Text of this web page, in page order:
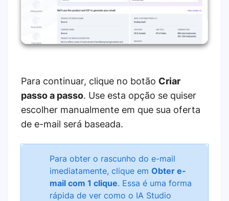
Para continuar, clique no botão Criar
passo a passo. Use esta opção se quiser
escolher manualmente em que sua oferta
de e-mail será baseada.
Para obter o rascunho do e-mail
imediatamente, clique em Obter e-
mail com 1 clique. Essa é uma forma
rápida de ver como o IA Studio